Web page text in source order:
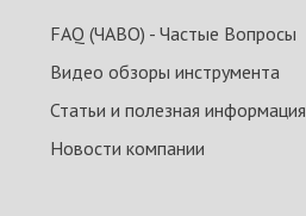
FAQ (ЧАВО) - Частые Вопросы
Видео обзоры инструмента
Статьи и полезная информация
Новости компании